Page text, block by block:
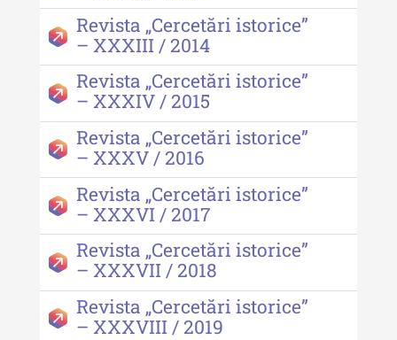
Revista „Cercetări istorice”
– XXXIII / 2014
Revista „Cercetări istorice”
– XXXIV / 2015
Revista „Cercetări istorice”
– XXXV / 2016
Revista „Cercetări istorice”
– XXXVI / 2017
Revista „Cercetări istorice”
– XXXVII / 2018
Revista „Cercetări istorice”
– XXXVIII / 2019